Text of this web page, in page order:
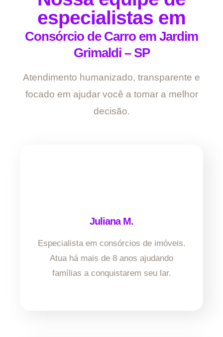
especialistas em
Consórcio de Carro em Jardim
Grimaldi – SP
Atendimento humanizado, transparente e
focado em ajudar você a tomar a melhor
decisão.
Juliana M.
Especialista em consórcios de imóveis.
Atua há mais de 8 anos ajudando
famílias a conquistarem seu lar.